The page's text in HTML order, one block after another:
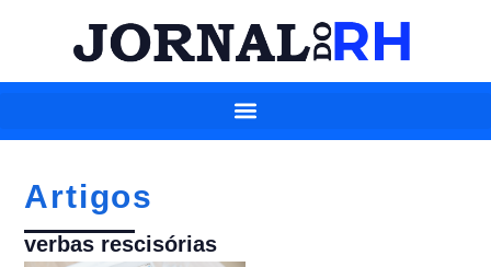
Artigos
verbas rescisórias